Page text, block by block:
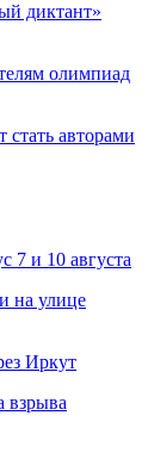
диктант»
олимпиад
авторами
7 и 10 августа
на улице
Иркут
взрыва